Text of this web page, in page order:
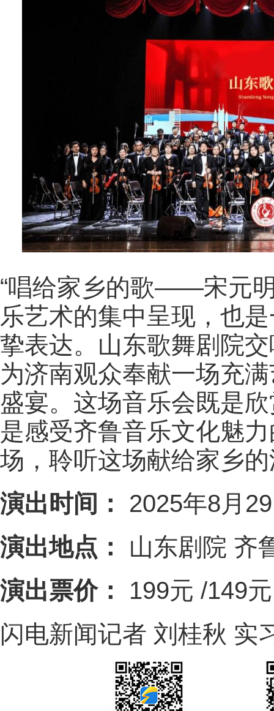
“唱给家乡的歌——宋元
乐艺术的集中呈现，也
挚表达。山东歌舞剧院
为济南观众奉献一场充
盛宴。这场音乐会既是
是感受齐鲁音乐文化魅
场，聆听这场献给家乡
演出时间：
2025年8月
演出地点：
山东剧院 齐
演出票价：
199元 /149
闪电新闻记者 刘桂秋 实